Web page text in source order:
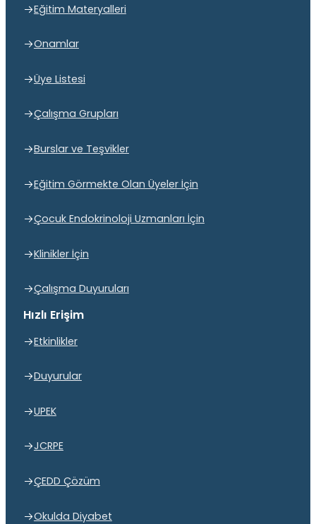
Eğitim Materyalleri
Onamlar
Üye Listesi
Çalışma Grupları
Burslar ve Teşvikler
Eğitim Görmekte Olan Üyeler İçin
Çocuk Endokrinoloji Uzmanları İçin
Klinikler İçin
Çalışma Duyuruları
Hızlı Erişim
Etkinlikler
Duyurular
UPEK
JCRPE
ÇEDD Çözüm
Okulda Diyabet